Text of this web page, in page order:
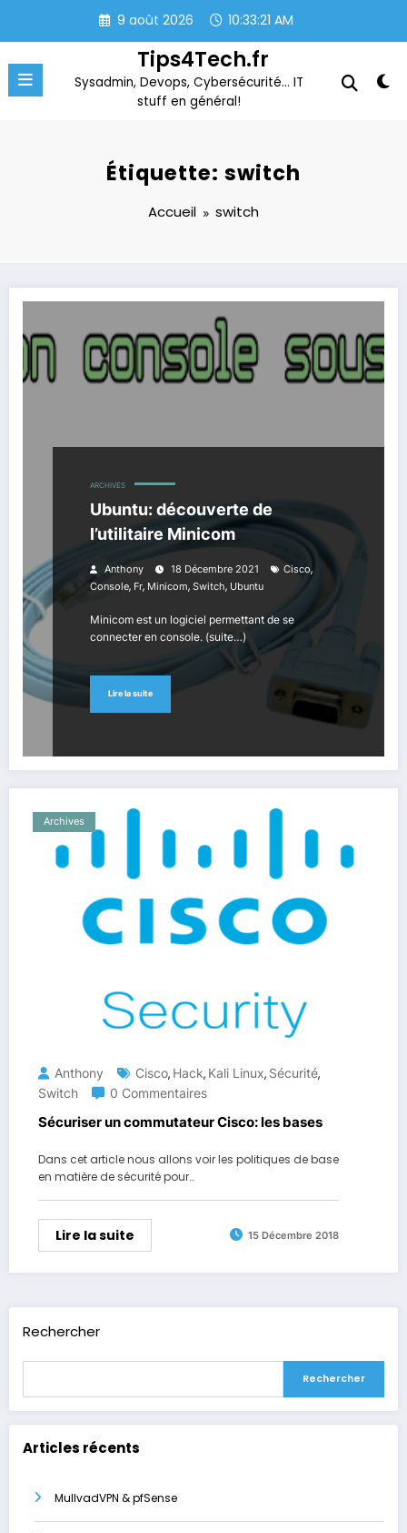
contenu
9 août 2026 10:33:21 AM
Tips4Tech.fr
Sysadmin, Devops, Cybersécurité… IT
stuff en général!
Étiquette: switch
Accueil switch
ARCHIVES
Ubuntu: découverte de
l’utilitaire Minicom
Anthony 18 Décembre 2021 Cisco,
Console, Fr, Minicom, Switch, Ubuntu
Minicom est un logiciel permettant de se
connecter en console. (suite…)
Lire la suite
Archives
Anthony Cisco, Hack, Kali Linux, Sécurité,
Switch
0 Commentaires
Sécuriser un commutateur Cisco: les bases
Dans cet article nous allons voir les politiques de base
en matière de sécurité pour…
Lire la suite 15 Décembre 2018
Rechercher
Rechercher
Articles récents
MullvadVPN & pfSense